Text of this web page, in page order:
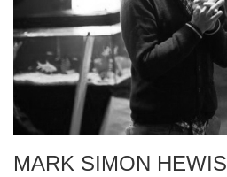
MARK SIMON HEWIS